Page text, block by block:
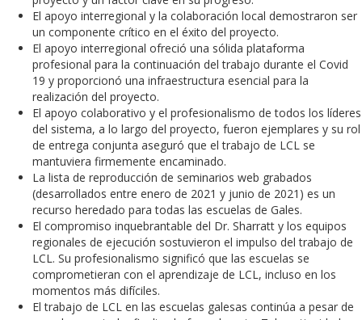
El apoyo interregional y la colaboración local demostraron ser
un componente crítico en el éxito del proyecto.
El apoyo interregional ofreció una sólida plataforma
profesional para la continuación del trabajo durante el Covid
19 y proporcionó una infraestructura esencial para la
realización del proyecto.
El apoyo colaborativo y el profesionalismo de todos los líderes
del sistema, a lo largo del proyecto, fueron ejemplares y su rol
de entrega conjunta aseguró que el trabajo de LCL se
mantuviera firmemente encaminado.
La lista de reproducción de seminarios web grabados
(desarrollados entre enero de 2021 y junio de 2021) es un
recurso heredado para todas las escuelas de Gales.
El compromiso inquebrantable del Dr. Sharratt y los equipos
regionales de ejecución sostuvieron el impulso del trabajo de
LCL. Su profesionalismo significó que las escuelas se
comprometieran con el aprendizaje de LCL, incluso en los
momentos más difíciles.
El trabajo de LCL en las escuelas galesas continúa a pesar de